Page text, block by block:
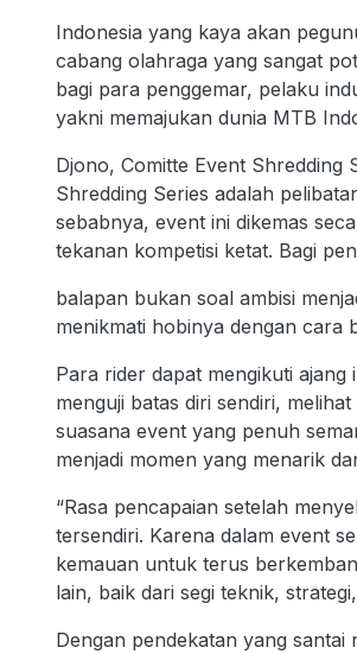
Indonesia yang kaya akan
cabang olahraga yang sangat
bagi para penggemar, pelaku
yakni memajukan dunia MTB
Djono, Comitte Event Shredding
Shredding Series adalah
sebabnya, event ini dikemas
tekanan kompetisi ketat. Bagi
balapan bukan soal ambisi
menikmati hobinya dengan cara
Para rider dapat mengikuti
menguji batas diri sendiri,
suasana event yang penuh
menjadi momen yang menarik
“Rasa pencapaian setelah
tersendiri. Karena dalam event
kemauan untuk terus
lain, baik dari segi teknik,
Dengan pendekatan yang